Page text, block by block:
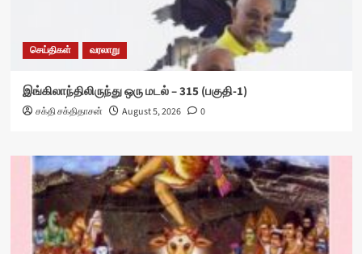
செய்திகள் வரலாறு
இங்கிலாந்திலிருந்து ஒரு மடல் – 315 (பகுதி-1)
சக்தி சக்திதாசன் August 5, 2026 0